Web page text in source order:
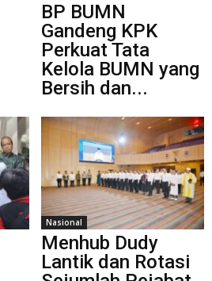
BP BUMN
Gandeng KPK
Perkuat Tata
Kelola BUMN yang
Bersih dan...
Nasional
Menhub Dudy
Lantik dan Rotasi